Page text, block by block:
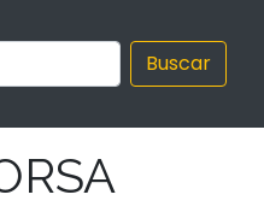
Buscar